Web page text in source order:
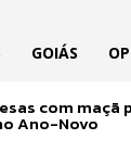
GOIÁS
com maçã
Ano-Novo